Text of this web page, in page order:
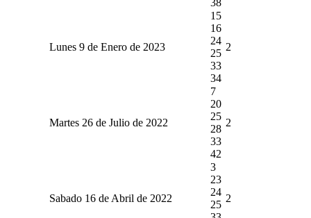
Lunes 9 de Enero de 2023
15
16
24
25
33
34
2
Martes 26 de Julio de 2022
7
20
25
28
33
42
2
Sabado 16 de Abril de 2022
3
23
24
25
2